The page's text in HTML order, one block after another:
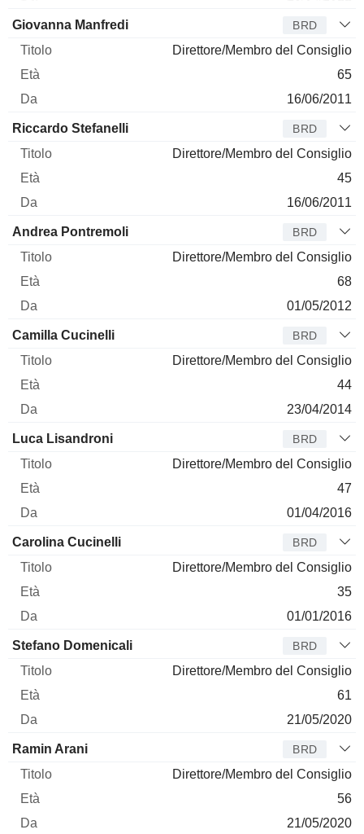
Giovanna Manfredi BRD
Direttore/Membro del Consiglio
65
16/06/2011
Riccardo Stefanelli BRD
Direttore/Membro del Consiglio
45
16/06/2011
Andrea Pontremoli BRD
Direttore/Membro del Consiglio
68
01/05/2012
Camilla Cucinelli BRD
Direttore/Membro del Consiglio
44
23/04/2014
Luca Lisandroni BRD
Direttore/Membro del Consiglio
47
01/04/2016
Carolina Cucinelli BRD
Direttore/Membro del Consiglio
35
01/01/2016
Stefano Domenicali BRD
Direttore/Membro del Consiglio
61
21/05/2020
Ramin Arani BRD
Direttore/Membro del Consiglio
56
21/05/2020